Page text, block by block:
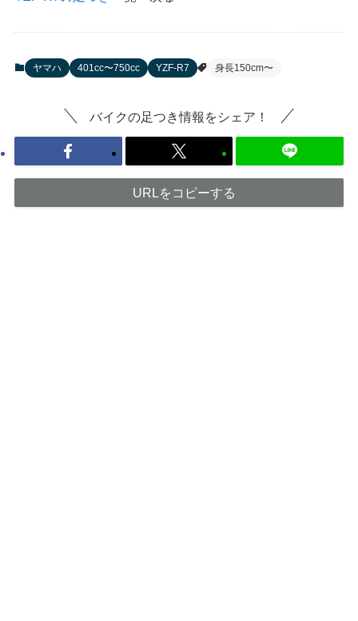
ヤマハ 401cc〜750cc YZF-R7 身長150cm〜
バイクの足つき情報をシェア！
URLをコピーする